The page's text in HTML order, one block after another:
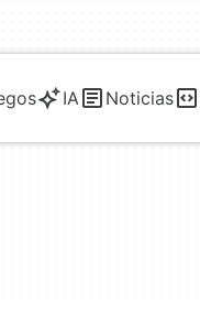
IA Noticias